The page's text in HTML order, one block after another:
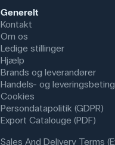
Generelt
Kontakt
Om os
Ledige stillinger
Hjælp
Brands og leverandører
Handels- og
Cookies
Persondatapolitik (GDPR)
Export Catalouge (PDF)
Sales And Delivery Terms